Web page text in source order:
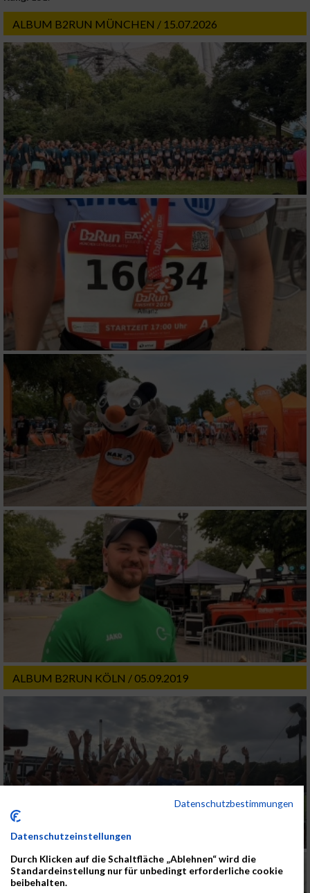
ALBUM B2RUN MÜNCHEN / 15.07.2026
ALBUM B2RUN KÖLN / 05.09.2019
Datenschutzbestimmungen
Datenschutzeinstellungen
Durch Klicken auf die Schaltfläche „Ablehnen“ wird die
Standardeinstellung nur für unbedingt erforderliche cookie
beibehalten.